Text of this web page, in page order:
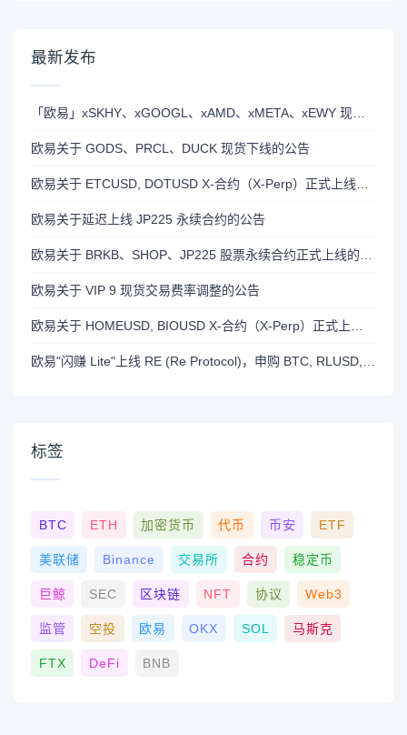
最新发布
欧易关于 GODS、PRCL、DUCK 现货下线的公告
欧易关于延迟上线 JP225 永续合约的公告
欧易关于 VIP 9 现货交易费率调整的公告
标签
BTC ETH 加密货币 代币 币安 ETF
美联储 Binance 交易所 合约 稳定币
巨鲸 SEC 区块链 NFT 协议 Web3
监管 空投 欧易 OKX SOL 马斯克
FTX DeFi BNB